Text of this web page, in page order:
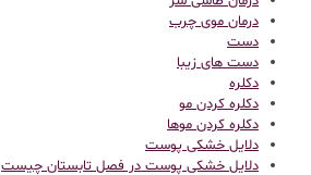
درمان موی چرب
دست
دست های زیبا
دکلره
دکلره کردن مو
دکلره کردن موها
دلایل خشکی پوست
دلایل خشکی پوست در فصل تابستان چیست